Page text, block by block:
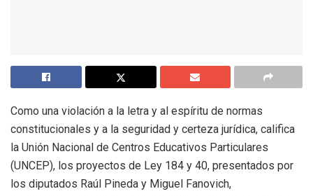
Como una violación a la letra y al espíritu de normas
constitucionales y a la seguridad y certeza jurídica, califica
la Unión Nacional de Centros Educativos Particulares
(UNCEP), los proyectos de Ley 184 y 40, presentados por
los diputados Raúl Pineda y Miguel Fanovich,